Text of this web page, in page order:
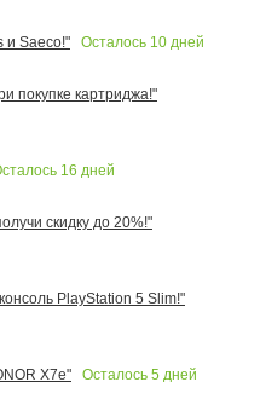
и Saeco!"
Осталось 10 дней
покупке картриджа!"
16 дней
скидку до 20%!"
PlayStation 5 Slim!"
X7e"
Осталось 5 дней